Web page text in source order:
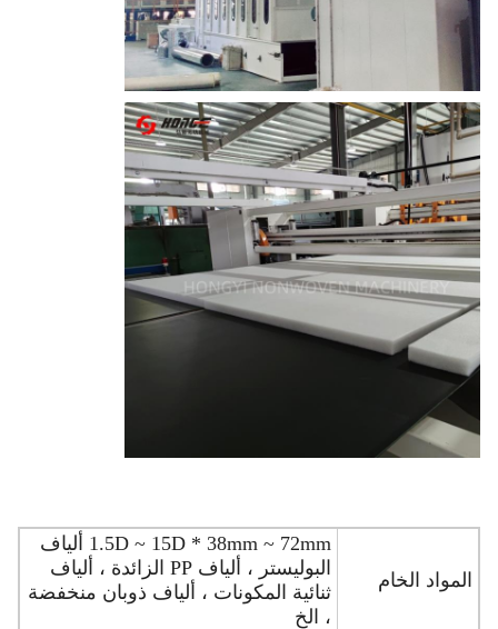
المواد الخام
1.5D ~ 15D * 38mm ~ 72mm ألياف
البوليستر ، ألياف PP الزائدة ، ألياف
ثنائية المكونات ، ألياف ذوبان منخفضة
، الخ